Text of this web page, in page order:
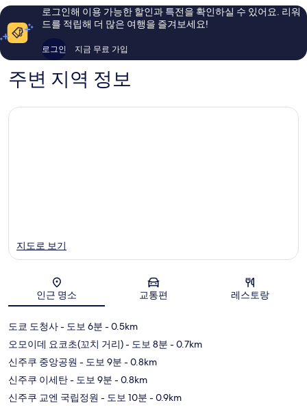
해
이
용
2,198
이
용
로그인해 이용 가능한 할인과 특전을 확인하실 수 있어요. 리워
드를 적립해 더 많은 여행을 즐겨보세요!
로그인 지금 무료 가입
주변 지역 정보
지도
지도로 보기
인근 명소 교통편 레스토랑
도쿄 도청사- 도보 6분 - 0.5km
오모이데 요코초(꼬치 거리)- 도보 8분 - 0.7km
신주쿠 중앙공원 - 도보 9분 - 0.8km
신주쿠 이세탄- 도보 9분 - 0.8km
신주쿠 교엔 국립정원 - 도보 10분 - 0.9km